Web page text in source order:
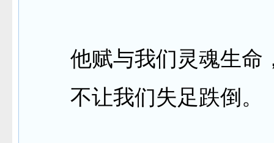
他赋与我们灵魂生命
不让我们失足跌倒。